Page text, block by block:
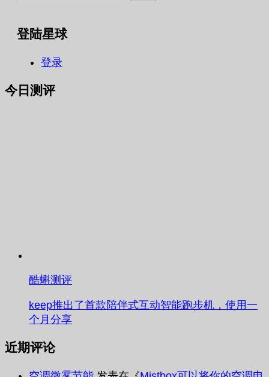
登陆星球
登录
今日测评
酷蝌测评
keep推出了首款陪伴式互动智能跑步机，使用一
个月分享
近期评论